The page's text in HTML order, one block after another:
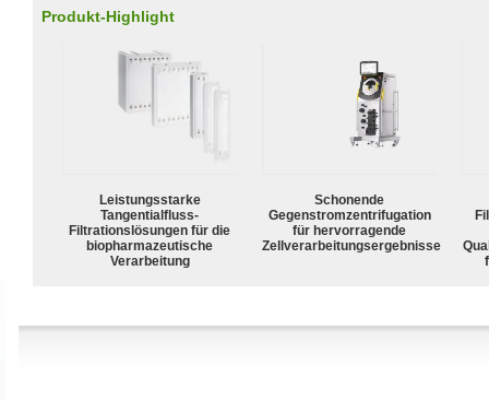
Produkt-Highlight
Leistungsstarke
Tangentialfluss-
Filtrationslösungen für die
biopharmazeutische
Verarbeitung
Schonende
Gegenstromzentrifugation
für hervorragende
Zellverarbeitungsergebnisse